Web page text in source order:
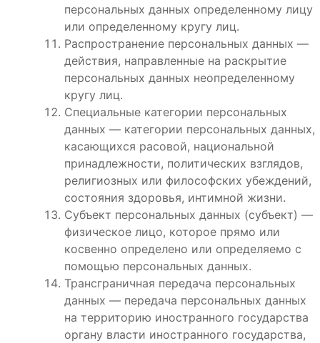
персональных данных определенному лицу
или определенному кругу лиц.
Распространение персональных данных —
действия, направленные на раскрытие
персональных данных неопределенному
кругу лиц.
Специальные категории персональных
данных — категории персональных данных,
касающихся расовой, национальной
принадлежности, политических взглядов,
религиозных или философских убеждений,
состояния здоровья, интимной жизни.
Субъект персональных данных (субъект) —
физическое лицо, которое прямо или
косвенно определено или определяемо с
помощью персональных данных.
Трансграничная передача персональных
данных — передача персональных данных
на территорию иностранного государства
органу власти иностранного государства,